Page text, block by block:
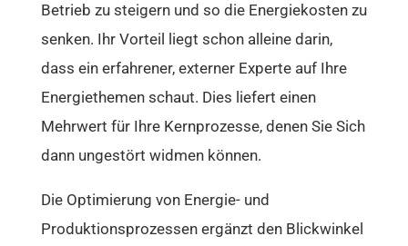
Betrieb zu steigern und so die Energiekosten zu
senken. Ihr Vorteil liegt schon alleine darin,
dass ein erfahrener, externer Experte auf Ihre
Energiethemen schaut. Dies liefert einen
Mehrwert für Ihre Kernprozesse, denen Sie Sich
dann ungestört widmen können.
Die Optimierung von Energie- und
Produktionsprozessen ergänzt den Blickwinkel